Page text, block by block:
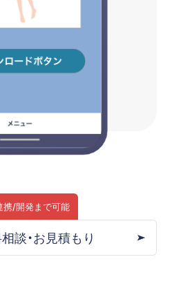
携/開発まで可能
談・お見積もり